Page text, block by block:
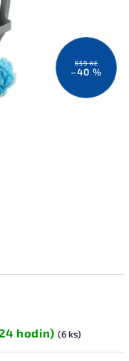
659 Kč
–40 %
hodin) (6 ks)